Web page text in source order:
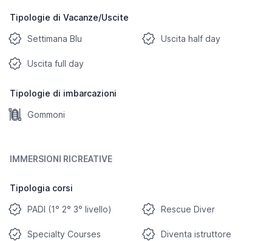
Tipologie di Vacanze/Uscite
Settimana Blu Uscita half day
Uscita full day
Tipologie di imbarcazioni
Gommoni
IMMERSIONI RICREATIVE
Tipologia corsi
PADI (1° 2° 3° livello) Rescue Diver
Specialty Courses Diventa istruttore